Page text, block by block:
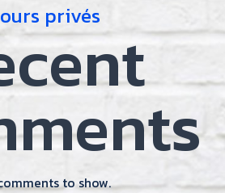
privés
to show.